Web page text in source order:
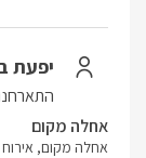
יפעת
אחלה מקום
אחלה מקום,